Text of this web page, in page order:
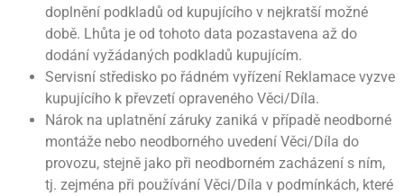
doplnění podkladů od kupujícího v nejkratší možné
době. Lhůta je od tohoto data pozastavena až do
dodání vyžádaných podkladů kupujícím.
Servisní středisko po řádném vyřízení Reklamace vyzve
kupujícího k převzetí opraveného Věci/Díla.
Nárok na uplatnění záruky zaniká v případě neodborné
montáže nebo neodborného uvedení Věci/Díla do
provozu, stejně jako při neodborném zacházení s ním,
tj. zejména při používání Věci/Díla v podmínkách, které